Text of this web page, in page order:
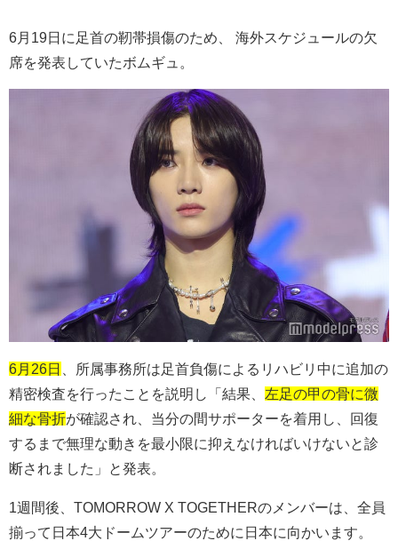
6 月 19日に足首の靭帯損傷のため、 海外スケジュールの欠
席を発表していたボムギュ。
6月26日
、所属事務所は足首負傷によるリハビリ中に追加の
精密検査を行ったことを説明し「結果、 左足の甲の骨に微
細な骨折が確認され、当分の間サポーターを着用し、回復
するまで無理な動きを最小限に抑えなければいけないと診
断されました」と発表。
1週間後、TOMORROW X TOGETHERのメンバーは、全員
揃って日本4大ドームツアーのために日本に向かいます。